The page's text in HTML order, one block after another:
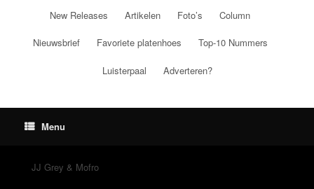
New Releases Artikelen Foto’s Column
Nieuwsbrief Favoriete platenhoes Top-10 Nummers
Luisterpaal Adverteren?
Menu
JJ Grey & Mofro